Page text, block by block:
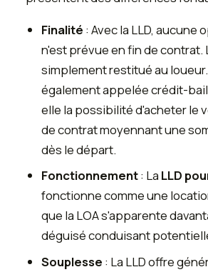
Finalité : Avec la LLD, aucune
n'est prévue en fin de contrat.
simplement restitué au loueur.
également appelée crédit-
elle la possibilité d'acheter le
de contrat moyennant une
dès le départ.
Fonctionnement: La LLD
fonctionne comme une
que la LOA s'apparente
déguisé conduisant
Souplesse : La LLD offre